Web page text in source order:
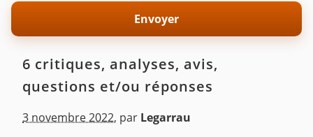
6 critiques, analyses, avis,
questions et/ou réponses
3 novembre 2022, par Legarrau